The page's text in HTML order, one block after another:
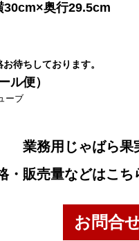
30cm×奥行29.5cm
待ちしております。
ル便）
業務用じゃばら果
・販売量などはこ
お問合